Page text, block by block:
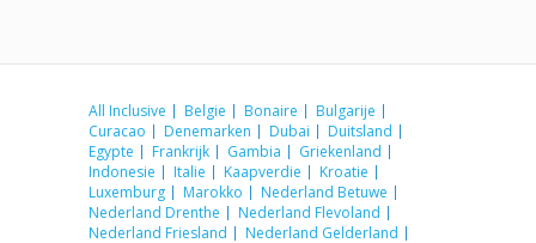
All Inclusive Belgie Bonaire
Bulgarije
Curacao
Denemarken Dubai
Duitsland
Egypte
Frankrijk Gambia
Griekenland
Indonesie
Italie Kaapverdie
Kroatie
Luxemburg
Marokko
Nederland Betuwe
Nederland Drenthe
Nederland Flevoland
Nederland Friesland
Nederland Gelderland